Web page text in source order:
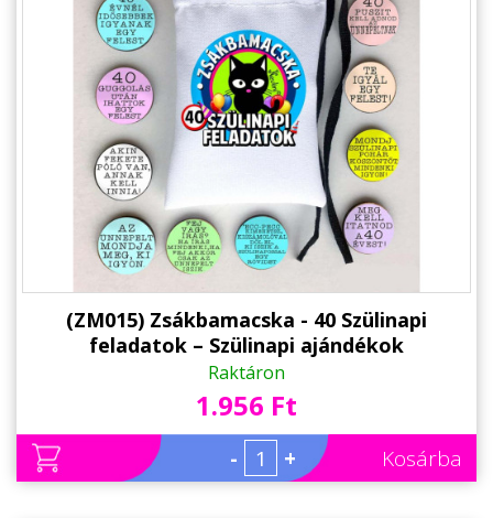
(ZM015) Zsákbamacska - 40 Szülinapi
feladatok – Szülinapi ajándékok
Raktáron
1.956 Ft
- + Kosárba